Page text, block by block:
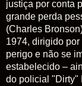
justiça por conta
grande perda
(Charles
1974, dirigido
perigo e não se
estabelecido –
do policial "Dirty"